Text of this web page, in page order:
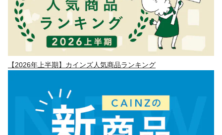
【2026年上半期】カインズ人気商品ランキング